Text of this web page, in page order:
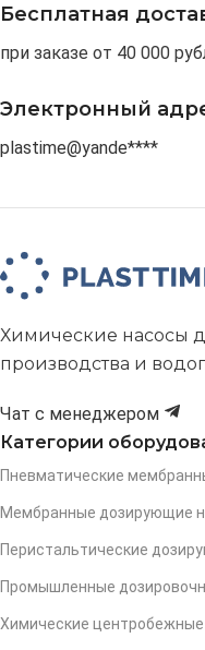
Бесплатная
при заказе от 40 000
Электронный
plastime@yande****
Химические насосы
производства и
Чат с менеджером
Категории
Пневматические
Мембранные дозирующие
Перистальтические
Промышленные
Химические